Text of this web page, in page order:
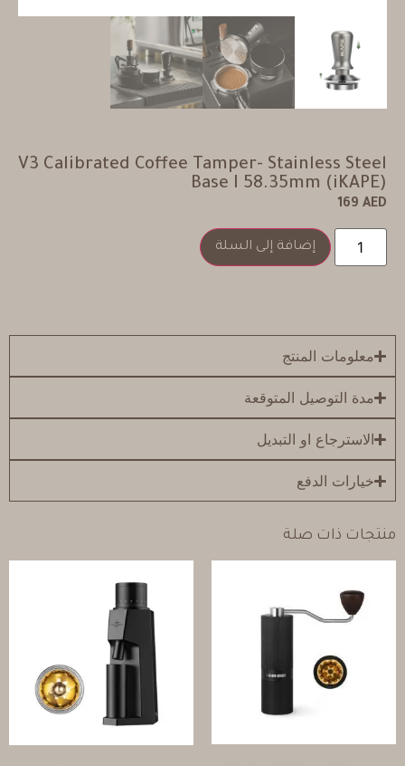
V3 Calibrated Coffee Tamper- Stainless Steel
Base I 58.35mm (iKAPE)
169 AED
إضافة إلى السلة
معلومات المنتج
مدة التوصيل المتوقعة
الاسترجاع او التبديل
خيارات الدفع
منتجات ذات صلة